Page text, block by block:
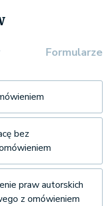
Formularze
bez
praw autorskich
z omówieniem